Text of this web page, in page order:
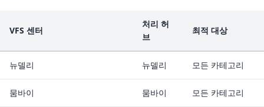
VFS 센터
처리 허
브
최적 대상
뉴델리 뉴델리 모든 카테고리
뭄바이 뭄바이 모든 카테고리